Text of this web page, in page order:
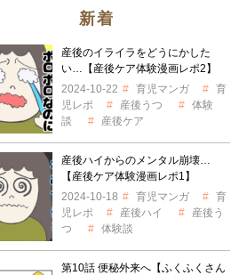
新着
産後のイライラをどうにかした
い…【産後ケア体験漫画レポ2】
2024-10-22
育児マンガ
育
児レポ
産後うつ
体験
談
産後ケア
産後ハイからのメンタル崩壊…
【産後ケア体験漫画レポ1】
2024-10-18
育児マンガ
育
児レポ
産後ハイ
産後う
つ
体験談
第10話 便秘外来へ【ふくふくさん